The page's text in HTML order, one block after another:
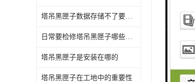
塔吊黑匣子数据存储不了要怎么处理
日常要检修塔吊黑匣子哪些地方
塔吊黑匣子是安装在哪的
塔吊黑匣子在工地中的重要性
如果